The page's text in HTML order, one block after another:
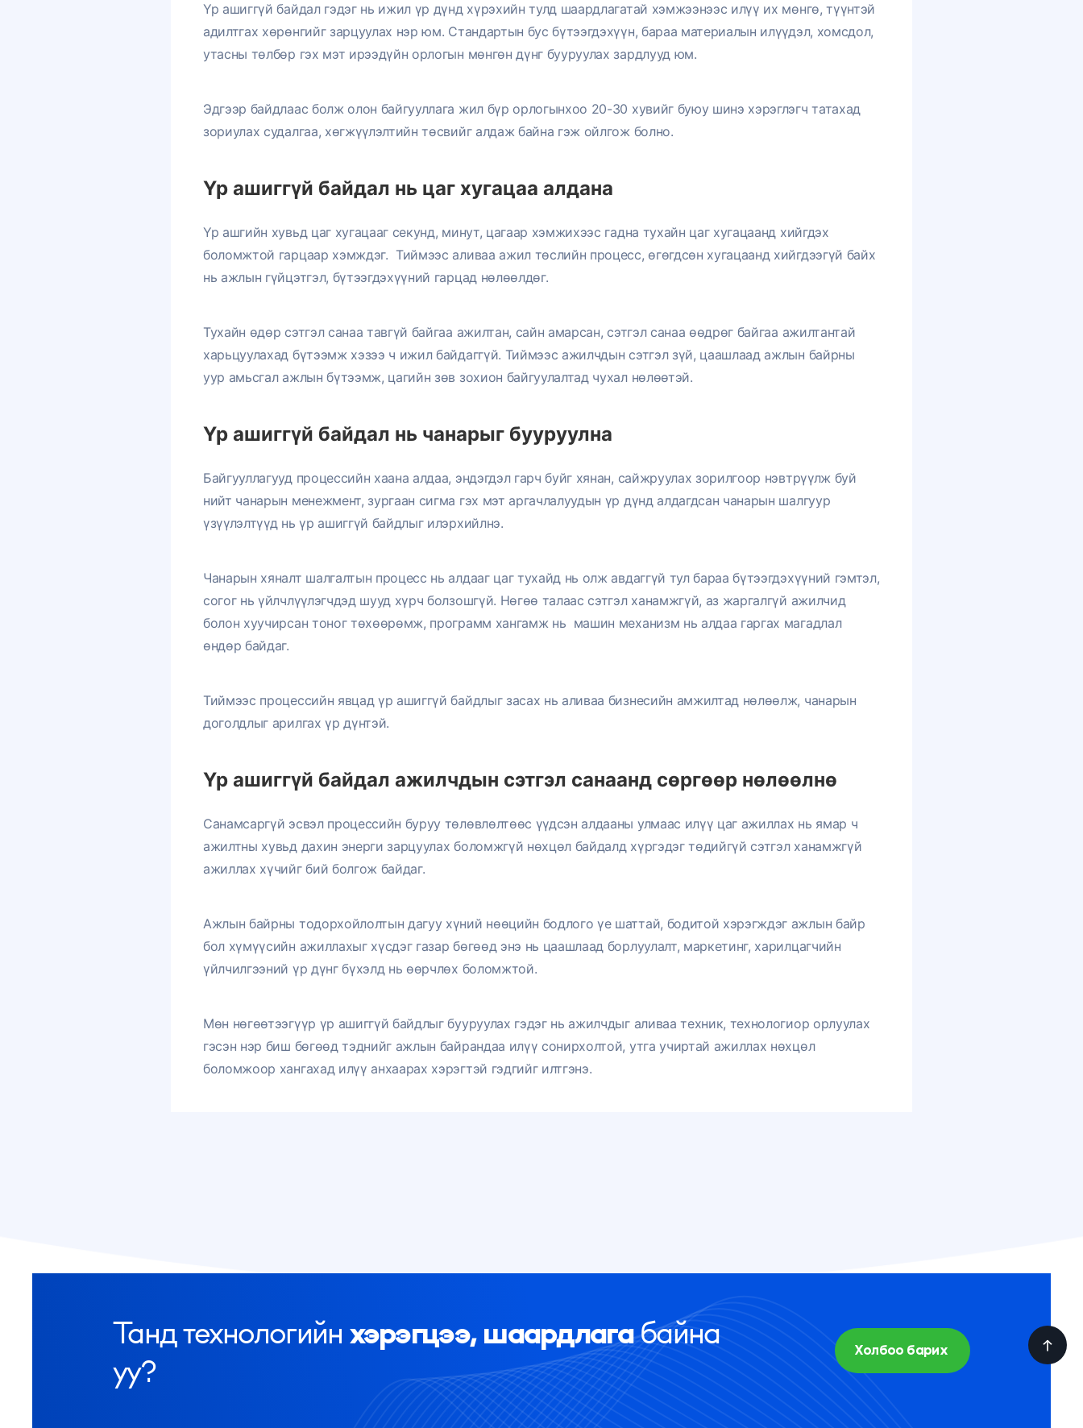
Үр ашиггүй байдал гэдэг нь ижил үр дүнд хүрэхийн тулд шаардлагатай хэмжээнээс илүү их мөнгө, түүнтэй
адилтгах хөрөнгийг зарцуулах нэр юм. Стандартын бус бүтээгдэхүүн, бараа материалын илүүдэл, хомсдол,
утасны төлбөр гэх мэт ирээдүйн орлогын мөнгөн дүнг бууруулах зардлууд юм.
Эдгээр байдлаас болж олон байгууллага жил бүр орлогынхоо 20-30 хувийг буюу шинэ хэрэглэгч татахад
зориулах судалгаа, хөгжүүлэлтийн төсвийг алдаж байна гэж ойлгож болно.
Үр ашиггүй байдал нь цаг хугацаа алдана
Үр ашгийн хувьд цаг хугацааг секунд, минут, цагаар хэмжихээс гадна тухайн цаг хугацаанд хийгдэх
боломжтой гарцаар хэмждэг. Тиймээс аливаа ажил төслийн процесс, өгөгдсөн хугацаанд хийгдээгүй байх
нь ажлын гүйцэтгэл, бүтээгдэхүүний гарцад нөлөөлдөг.
Тухайн өдөр сэтгэл санаа тавгүй байгаа ажилтан, сайн амарсан, сэтгэл санаа өөдрөг байгаа ажилтантай
харьцуулахад бүтээмж хэзээ ч ижил байдаггүй. Тиймээс ажилчдын сэтгэл зүй, цаашлаад ажлын байрны
уур амьсгал ажлын бүтээмж, цагийн зөв зохион байгуулалтад чухал нөлөөтэй.
Үр ашиггүй байдал нь чанарыг бууруулна
Байгууллагууд процессийн хаана алдаа, эндэгдэл гарч буйг хянан, сайжруулах зорилгоор нэвтрүүлж буй
нийт чанарын менежмент, зургаан сигма гэх мэт аргачлалуудын үр дүнд алдагдсан чанарын шалгуур
үзүүлэлтүүд нь үр ашиггүй байдлыг илэрхийлнэ.
Чанарын хяналт шалгалтын процесс нь алдааг цаг тухайд нь олж авдаггүй тул бараа бүтээгдэхүүний гэмтэл,
согог нь үйлчлүүлэгчдэд шууд хүрч болзошгүй. Нөгөө талаас сэтгэл ханамжгүй, аз жаргалгүй ажилчид
болон хуучирсан тоног төхөөрөмж, программ хангамж нь машин механизм нь алдаа гаргах магадлал
өндөр байдаг.
Тиймээс процессийн явцад үр ашиггүй байдлыг засах нь аливаа бизнесийн амжилтад нөлөөлж, чанарын
доголдлыг арилгах үр дүнтэй.
Үр ашиггүй байдал ажилчдын сэтгэл санаанд сөргөөр нөлөөлнө
Санамсаргүй эсвэл процессийн буруу төлөвлөлтөөс үүдсэн алдааны улмаас илүү цаг ажиллах нь ямар ч
ажилтны хувьд дахин энерги зарцуулах боломжгүй нөхцөл байдалд хүргэдэг төдийгүй сэтгэл ханамжгүй
ажиллах хүчийг бий болгож байдаг.
Ажлын байрны тодорхойлолтын дагуу хүний нөөцийн бодлого үе шаттай, бодитой хэрэгждэг ажлын байр
бол хүмүүсийн ажиллахыг хүсдэг газар бөгөөд энэ нь цаашлаад борлуулалт, маркетинг, харилцагчийн
үйлчилгээний үр дүнг бүхэлд нь өөрчлөх боломжтой.
Мөн нөгөөтээгүүр үр ашиггүй байдлыг бууруулах гэдэг нь ажилчдыг аливаа техник, технологиор орлуулах
гэсэн нэр биш бөгөөд тэднийг ажлын байрандаа илүү сонирхолтой, утга учиртай ажиллах нөхцөл
боломжоор хангахад илүү анхаарах хэрэгтэй гэдгийг илтгэнэ.
Танд технологийн хэрэгцээ, шаардлагабайна
уу?
Холбоо барих